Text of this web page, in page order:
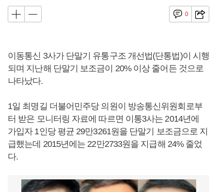
0
이동통신 3사가 단말기 유통구조 개선법(단통법)이 시행
되며 지난해 단말기 보조금이 20% 이상 줄어든 것으로
나타났다.
1일 최명길 더불어민주당 의원이 방송통신위원회로부
터 받은 모니터링 자료에 따르면 이통3사는 2014년에
가입자 1인당 평균 29만3261원을 단말기 보조금으로 지
급했는데 2015년에는 22만2733원을 지급해 24% 줄었
다.